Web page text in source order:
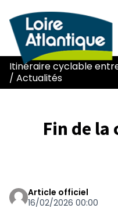
/ Actualités
Fin de
Article officiel
16/02/2026 00:00